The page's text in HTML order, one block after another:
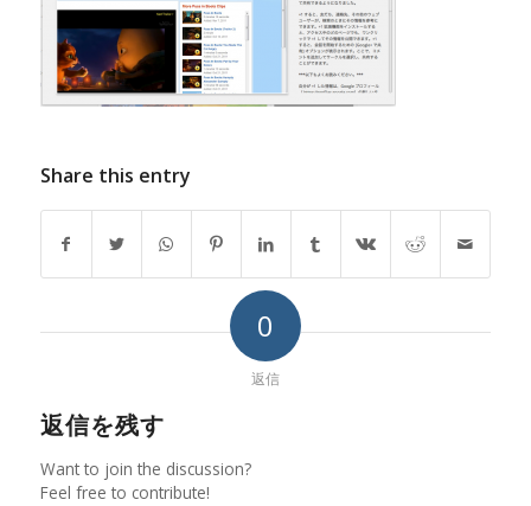
Share this entry
0
返信
返信を残す
Want to join the discussion?
Feel free to contribute!